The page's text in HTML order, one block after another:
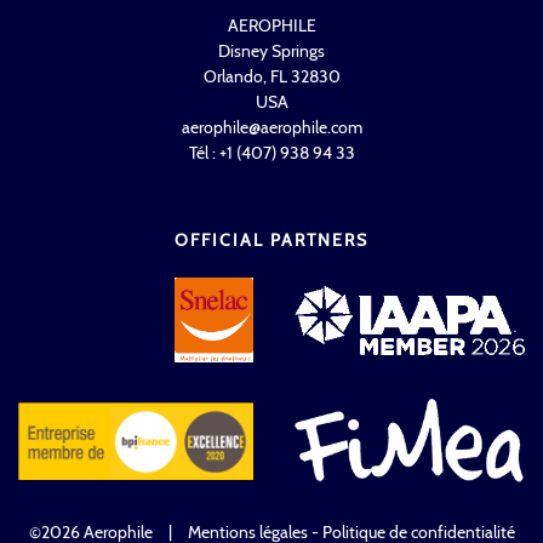
AEROPHILE
Disney Springs
Orlando, FL 32830
USA
aerophile@aerophile.com
Tél : +1 (407) 938 94 33
OFFICIAL PARTNERS
©2026 Aerophile | Mentions légales - Politique de confidentialité